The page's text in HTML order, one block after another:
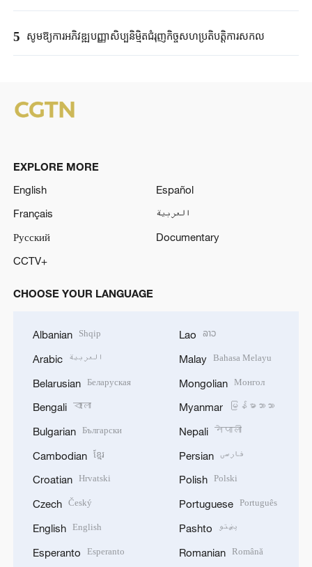
5 សូមឱ្យការអភិវឌ្ឍបញ្ញាសិប្បនិម្មិតជំរុញកិច្ចសហប្រតិបត្តិការសកល
EXPLORE MORE
English
Español
Français
العربية
Русский
Documentary
CCTV+
CHOOSE YOUR LANGUAGE
Albanian Shqip
Arabic العربية
Belarusian Беларуская
Bengali বাংলা
Bulgarian Български
Cambodian ខ្មែរ
Croatian Hrvatski
Czech Český
English English
Esperanto Esperanto
Lao ລາວ
Malay Bahasa Melayu
Mongolian Монгол
Myanmar မြန်မာဘာသာ
Nepali नेपाली
Persian فارسی
Polish Polski
Portuguese Português
Pashto پښتو
Romanian Română